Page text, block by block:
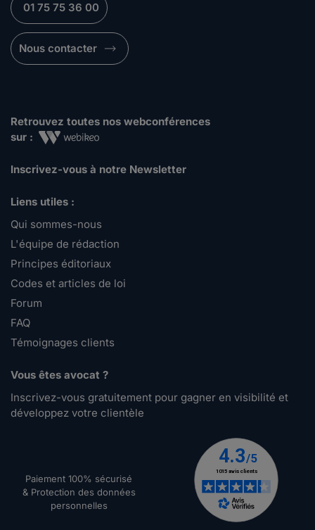
01 75 75 36 00
Nous contacter
Retrouvez toutes nos webconférences
sur :
Inscrivez-vous à notre Newsletter
Liens utiles :
Qui sommes-nous
L'équipe de rédaction
Principes éditoriaux
Codes et articles de loi
Forum
FAQ
Témoignages clients
Vous êtes avocat ?
Inscrivez-vous gratuitement pour gagner en visibilité et
développez votre clientèle
Paiement 100% sécurisé
& Protection des données
personnelles